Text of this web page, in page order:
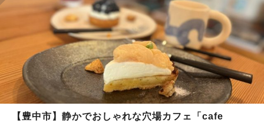
【豊中市】静かでおしゃれな穴場カフェ「cafe